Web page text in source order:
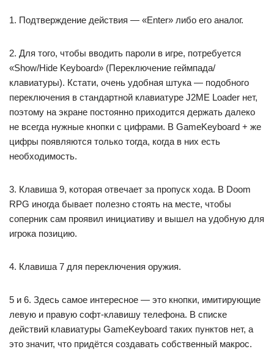
1. Подтверждение действия — «Enter» либо его аналог.
2. Для того, чтобы вводить пароли в игре, потребуется
«Show/Hide Keyboard» (Переключение геймпада/
клавиатуры). Кстати, очень удобная штука — подобного
переключения в стандартной клавиатуре J2ME Loader нет,
поэтому на экране постоянно приходится держать далеко
не всегда нужные кнопки с цифрами. В GameKeyboard + же
цифры появляются только тогда, когда в них есть
необходимость.
3. Клавиша 9, которая отвечает за пропуск хода. В Doom
RPG иногда бывает полезно стоять на месте, чтобы
соперник сам проявил инициативу и вышел на удобную для
игрока позицию.
4. Клавиша 7 для переключения оружия.
5 и 6. Здесь самое интересное — это кнопки, имитирующие
левую и правую софт-клавишу телефона. В списке
действий клавиатуры GameKeyboard таких пунктов нет, а
это значит, что придётся создавать собственный макрос.